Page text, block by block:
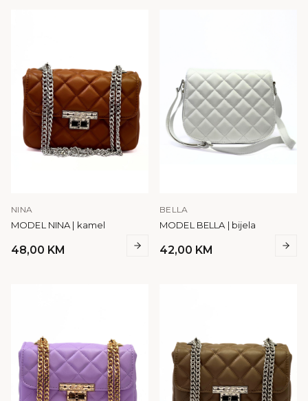
NINA
MODEL NINA | kamel
48,00 KM
BELLA
MODEL BELLA | bijela
42,00 KM